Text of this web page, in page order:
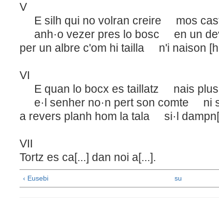
V
E silh qui no volran creire mos
anh·o vezer pres lo bosc en un
per un albre c'om hi tailla n'i naison
VI
E quan lo bocx es taillatz nais plus
e·l senher no·n pert son comte ni
a revers planh hom la tala si·l
VII
Tortz es ca[...] dan noi a[...].
‹ Eusebi su